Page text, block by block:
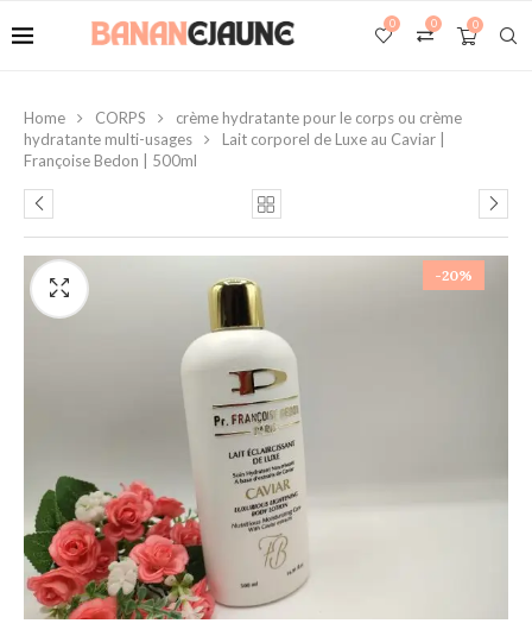
0
0
0
Home CORPS
crème hydratante pour le corps ou crème
hydratante multi-usages
Lait corporel de Luxe au Caviar |
Françoise Bedon | 500ml
-20%